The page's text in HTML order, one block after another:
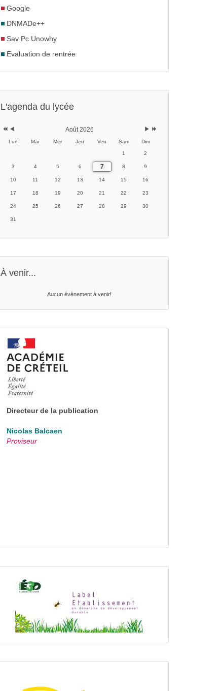
Google
DNMADe++
Sav Pc Unowhy
Evaluation de rentrée
L'agenda du lycée
AnnéeMois
Année
Mois
Août 2026
Lun Mar Mer Jeu Ven Sam Dim
1 2
3 4 5 6 7 8 9
10 11 12 13 14 15 16
17 18 19 20 21 22 23
24 25 26 27 28 29 30
31
À venir...
Aucun évènement à venir!
Directeur de la publication
Nicolas Balcaen
Proviseur